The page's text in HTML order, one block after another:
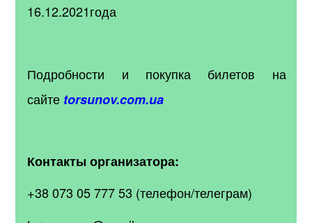
16.12.2021года
Подробности и покупка билетов на
сайте torsunov.com.ua
Контакты организатора:
+38 073 05 777 53 (телефон/телеграм)